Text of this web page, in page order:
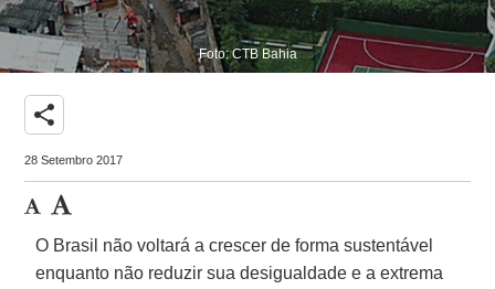
Foto: CTB Bahia
share
28 Setembro 2017
O Brasil não voltará a crescer de forma sustentável
enquanto não reduzir sua desigualdade e a extrema